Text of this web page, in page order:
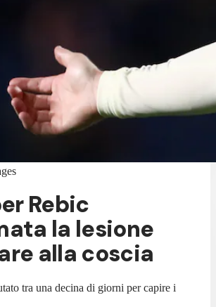
Rebic
la lesione
alla coscia
tra una decina di giorni per capire i